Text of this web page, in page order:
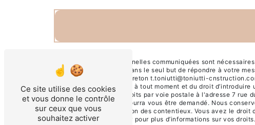
** Les données personnelles communiquées sont
et ses sous-traitants dans le seul but de répondre à votre
barrasquit 40130 capbreton t.toniutti@toniutti-
de votre consentement à tout moment et du droit
pouvez exercer ces droits par voie postale à l'adresse 7
justificatif d'identité pourra vous être demandé. Nous
probatoires et de gestion des contentieux. Vous avez le
Consultez le site cnil.fr pour plus d’informations sur vos droits.
Ce site utilise des cookies
et vous donne le contrôle
sur ceux que vous
souhaitez activer